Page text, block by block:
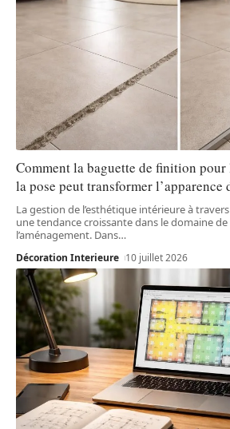
Comment la baguette de finition pour
la pose peut transformer l’apparence
La gestion de l’esthétique intérieure à
une tendance croissante dans le domaine
l’aménagement. Dans…
Décoration Interieure 10 juillet 2026